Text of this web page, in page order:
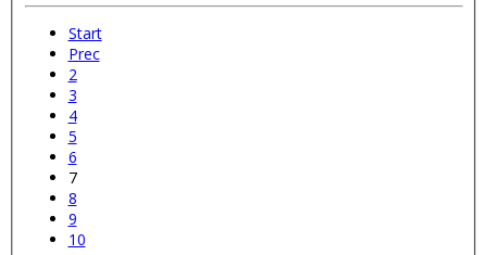
Start
Prec
2
3
4
5
6
7
8
9
10